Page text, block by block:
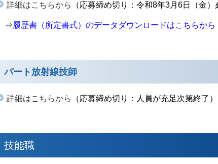
詳細はこちらから （応募締め切り：令和8年3月6日（金）
⇒履歴書（所定書式）のデータダウンロードはこちらから
パート放射線技師
詳細はこちらから （応募締め切り：人員が充足次第終了 ）
技能職